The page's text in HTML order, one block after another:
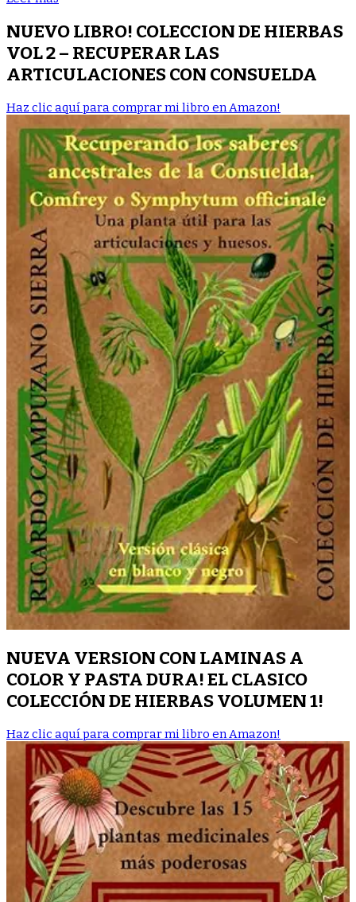
NUEVO LIBRO! COLECCION DE HIERBAS
VOL 2 – RECUPERAR LAS
ARTICULACIONES CON CONSUELDA
Haz clic aquí para comprar mi libro en Amazon!
NUEVA VERSION CON LAMINAS A
COLOR Y PASTA DURA! EL CLASICO
COLECCIÓN DE HIERBAS VOLUMEN 1!
Haz clic aquí para comprar mi libro en Amazon!